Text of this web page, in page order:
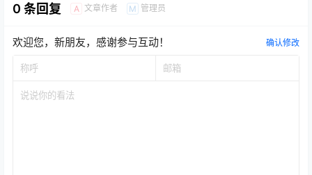
0 条回复 A 文章作者 M 管理员
欢迎您，新朋友，感谢参与互动！ 确认修改